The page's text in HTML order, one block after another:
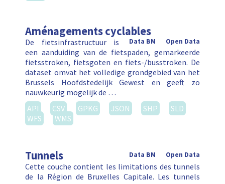
Aménagements cyclables
Open Data
Data BM
De fietsinfrastructuur is
een aanduiding van de fietspaden, gemarkeerde
fietsstroken, fietsgoten en fiets-/busstroken. De
dataset omvat het volledige grondgebied van het
Brussels Hoofdstedelijk Gewest en geeft zo
nauwkeurig mogelijk de …
API
CSV GPKG JSON SHP
SLD
WFS
WMS
Tunnels Open Data
Data BM
Cette couche contient les limitations des tunnels
de la Région de Bruxelles Capitale. Les tunnels